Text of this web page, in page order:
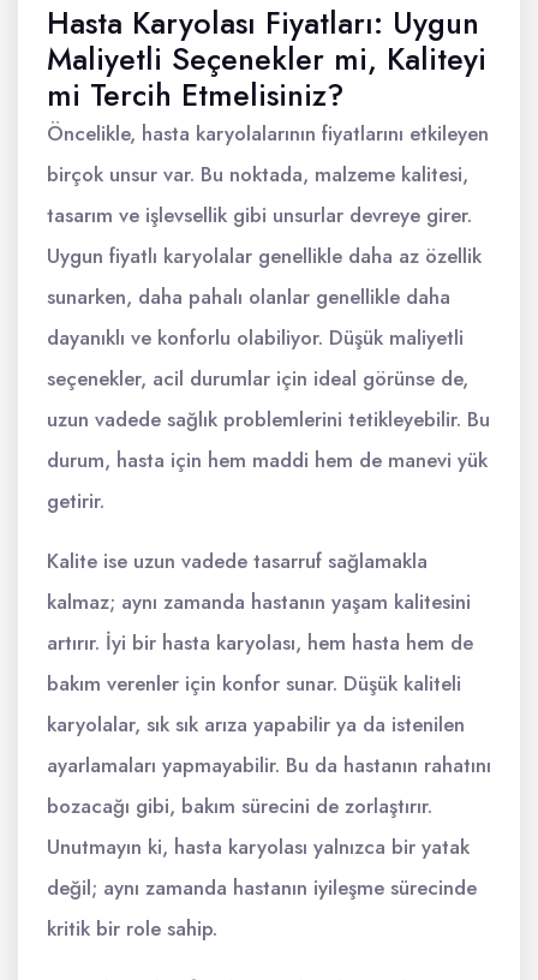
Hasta Karyolası Fiyatları: Uygun
Maliyetli Seçenekler mi, Kaliteyi
mi Tercih Etmelisiniz?
Öncelikle, hasta karyolalarının fiyatlarını etkileyen
birçok unsur var. Bu noktada, malzeme kalitesi,
tasarım ve işlevsellik gibi unsurlar devreye girer.
Uygun fiyatlı karyolalar genellikle daha az özellik
sunarken, daha pahalı olanlar genellikle daha
dayanıklı ve konforlu olabiliyor. Düşük maliyetli
seçenekler, acil durumlar için ideal görünse de,
uzun vadede sağlık problemlerini tetikleyebilir. Bu
durum, hasta için hem maddi hem de manevi yük
getirir.
Kalite ise uzun vadede tasarruf sağlamakla
kalmaz; aynı zamanda hastanın yaşam kalitesini
artırır. İyi bir hasta karyolası, hem hasta hem de
bakım verenler için konfor sunar. Düşük kaliteli
karyolalar, sık sık arıza yapabilir ya da istenilen
ayarlamaları yapmayabilir. Bu da hastanın rahatını
bozacağı gibi, bakım sürecini de zorlaştırır.
Unutmayın ki, hasta karyolası yalnızca bir yatak
değil; aynı zamanda hastanın iyileşme sürecinde
kritik bir role sahip.